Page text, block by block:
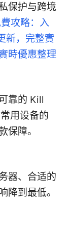
保护与跨境
攻略：入
新，完整實
時優惠整理
靠的 Kill
用设备的
保障。
器、合适的
降到最低。